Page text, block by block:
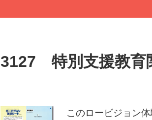
3127 特別支援教育
このロービジョン